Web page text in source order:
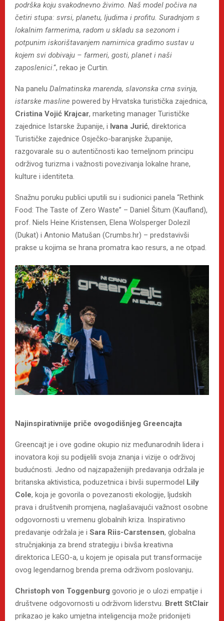
podrška koju svakodnevno živimo. Naš model počiva na
četiri stupa: svrsi, planetu, ljudima i profitu. Suradnjom s
lokalnim farmerima, radom u skladu sa sezonom i
potpunim iskorištavanjem namirnica gradimo sustav u
kojem svi dobivaju – farmeri, gosti, planet i naši
zaposlenici.“, rekao je Curtin.
Na panelu Dalmatinska marenda, slavonska crna svinja,
istarske masline powered by Hrvatska turistička zajednica,
Cristina Vojić Krajcar, marketing manager Turističke
zajednice Istarske županije, i Ivana Jurić, direktorica
Turističke zajednice Osječko-baranjske županije,
razgovarale su o autentičnosti kao temeljnom principu
održivog turizma i važnosti povezivanja lokalne hrane,
kulture i identiteta.
Snažnu poruku publici uputili su i sudionici panela “Rethink
Food: The Taste of Zero Waste” – Daniel Šitum (Kaufland),
prof. Niels Heine Kristensen, Elena Wolsperger Dolezil
(Dukat) i Antonio Matušan (Crumbs.hr) – predstavivši
prakse u kojima se hrana promatra kao resurs, a ne otpad.
Najinspirativnije priče ovogodišnjeg Greencajta
Greencajt je i ove godine okupio niz međunarodnih lidera i
inovatora koji su podijelili svoja znanja i vizije o održivoj
budućnosti. Jedno od najzapaženijih predavanja održala je
britanska aktivistica, poduzetnica i bivši supermodel Lily
Cole, koja je govorila o povezanosti ekologije, ljudskih
prava i društvenih promjena, naglašavajući važnost osobne
odgovornosti u vremenu globalnih kriza. Inspirativno
predavanje održala je i Sara Riis-Carstensen, globalna
stručnjakinja za brend strategiju i bivša kreativna
direktorica LEGO-a, u kojem je opisala put transformacije
ovog legendarnog brenda prema održivom poslovanju.
Christoph von Toggenburg govorio je o ulozi empatije i
društvene odgovornosti u održivom liderstvu. Brett StClair
prikazao je kako umjetna inteligencija može pridonijeti